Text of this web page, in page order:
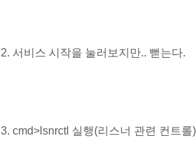
2. 서비스 시작을 눌러보지만.. 뻗는다.
3. cmd>lsnrctl 실행(리스너 관련 컨트롤)